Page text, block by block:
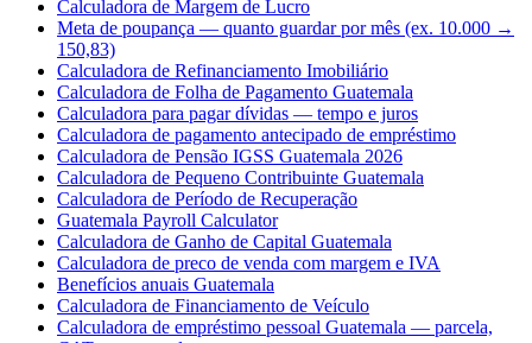
Calculadora de Margem de Lucro
Meta de poupança — quanto guardar por mês (ex. 10.000 →
150,83)
Calculadora de Refinanciamento Imobiliário
Calculadora de Folha de Pagamento Guatemala
Calculadora para pagar dívidas — tempo e juros
Calculadora de pagamento antecipado de empréstimo
Calculadora de Pensão IGSS Guatemala 2026
Calculadora de Pequeno Contribuinte Guatemala
Calculadora de Período de Recuperação
Guatemala Payroll Calculator
Calculadora de Ganho de Capital Guatemala
Calculadora de preco de venda com margem e IVA
Benefícios anuais Guatemala
Calculadora de Financiamento de Veículo
Calculadora de empréstimo pessoal Guatemala — parcela,